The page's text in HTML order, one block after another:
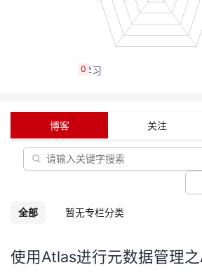
动
关
我
的
发
者
我
Programs
的
0
博客 关注
全部 暂无专栏分类
使用Atlas进行元数据管理